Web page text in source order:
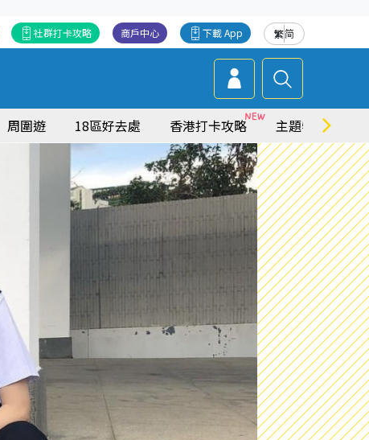
繁简
下載 App
商戶中心
社群打卡攻略
周圍遊 18區好去處 香港打卡攻略 主題特集